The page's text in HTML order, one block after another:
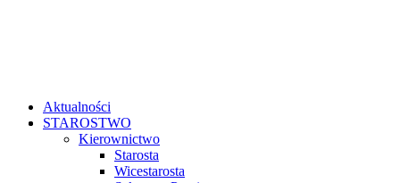
Aktualności
STAROSTWO
Kierownictwo
Starosta
Wicestarosta